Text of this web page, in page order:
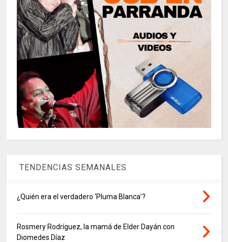
TENDENCIAS SEMANALES
¿Quién era el verdadero ‘Pluma Blanca’?
Rosmery Rodríguez, la mamá de Elder Dayán con
Diomedes Díaz